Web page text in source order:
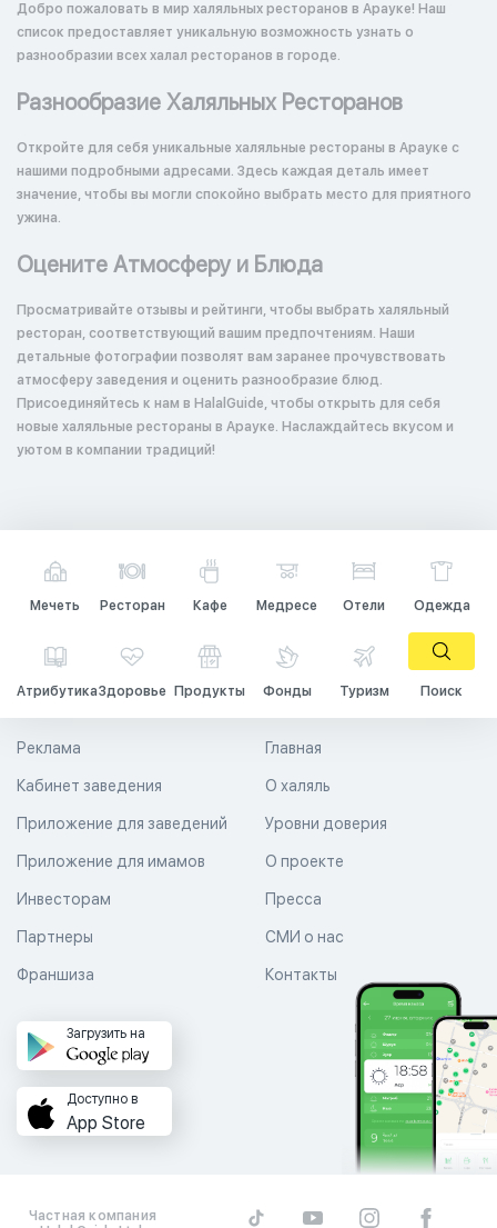
Добро пожаловать в мир халяльных ресторанов в Арауке! Наш
список предоставляет уникальную возможность узнать о
разнообразии всех халал ресторанов в городе.
Разнообразие Халяльных Ресторанов
Откройте для себя уникальные халяльные рестораны в Арауке с
нашими подробными адресами. Здесь каждая деталь имеет
значение, чтобы вы могли спокойно выбрать место для приятного
ужина.
Оцените Атмосферу и Блюда
Просматривайте отзывы и рейтинги, чтобы выбрать халяльный
ресторан, соответствующий вашим предпочтениям. Наши
детальные фотографии позволят вам заранее прочувствовать
атмосферу заведения и оценить разнообразие блюд.
Присоединяйтесь к нам в HalalGuide, чтобы открыть для себя
новые халяльные рестораны в Арауке. Наслаждайтесь вкусом и
уютом в компании традиций!
Мечеть Ресторан Кафе Медресе Отели Одежда
АтрибутикаЗдоровье Продукты Фонды Туризм Поиск
Главная
О халяль
Уровни доверия
Реклама
Кабинет заведения
Приложение для заведений
Приложение для имамов О проекте
Пресса
СМИ о нас
Контакты
Инвесторам
Партнеры
Франшиза
Загрузить на
Доступно в
App Store
Частная компания